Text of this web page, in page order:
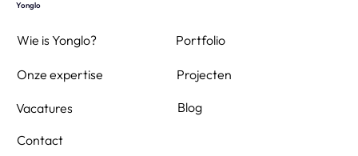
Yonglo
Wie is Yonglo?
Onze expertise
Vacatures
Contact
Portfolio
Projecten
Blog